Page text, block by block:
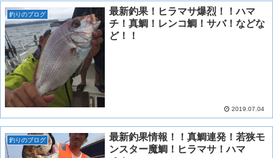
釣りのブログ
最新釣果！ヒラマサ爆烈！！ハマ
チ！真鯛！レンコ鯛！サバ！などな
ど！！
2019.07.04
釣りのブログ
最新釣果情報！！真鯛連発！若狭モ
ンスター魔鯛！ヒラマサ！ハマ